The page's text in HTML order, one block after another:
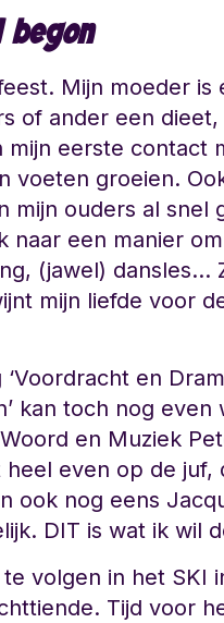
Mijn moeder is
of ander een dieet,
eerste contact
voeten groeien.
mijn ouders al snel
naar een manier
(jawel) dansles…
mijn liefde voor
en
kan toch nog even
en Muziek
even op de juf,
ook nog eens
DIT is wat ik wil
volgen in het SKI
Tijd voor